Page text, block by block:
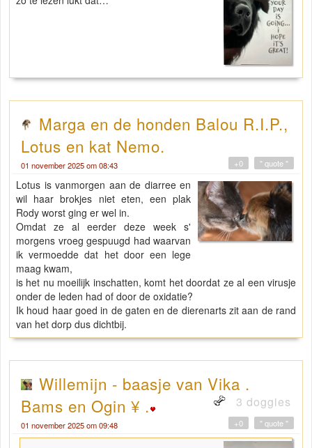
Marga en de honden Balou R.I.P.,
Lotus en kat Nemo.
01 november 2025 om 08:43 " quote "
+0
Lotus is vanmorgen aan de diarree en
wil haar brokjes niet eten, een plak
Rody worst ging er wel in.
Omdat ze al eerder deze week s'
morgens vroeg gespuugd had waarvan
ik vermoedde dat het door een lege
maag kwam,
is het nu moeilijk inschatten, komt het doordat ze al een virusje
onder de leden had of door de oxidatie?
Ik houd haar goed in de gaten en de dierenarts zit aan de rand
van het dorp dus dichtbij.
Willemijn - baasje van Vika .
Bams en Ogin ¥ .
3 doggies
01 november 2025 om 09:48 " quote "
+0